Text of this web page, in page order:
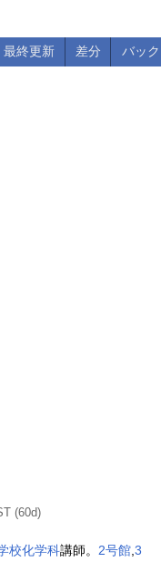
最終更新 差分 バッ
(60d)
校化学科講師。 2号館 3